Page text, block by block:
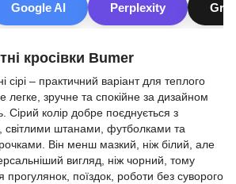
кросівки Bumer
сірі – практичний варіант для теплого
легке, зручне та спокійне за дизайном
Сірий колір добре поєднується з
штанами, футболками та
Він менш мазкий, ніж білий, але
вигляд, ніж чорний, тому
прогулянок, поїздок, роботи без суворого
Google AI Perplexity